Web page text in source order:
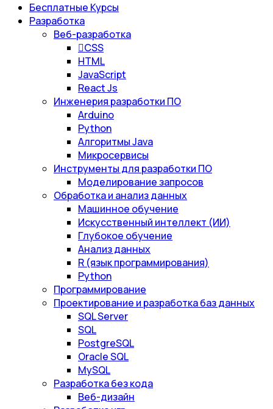
Бесплатные Курсы
Разработка
Веб-разработка
CSS
HTML
JavaScript
React Js
Инженерия разработки ПО
Arduino
Python
Алгоритмы Java
Микросервисы
Инструменты для разработки ПО
Моделирование запросов
Обработка и анализ данных
Машинное обучение
Искусственный интеллект (ИИ)
Глубокое обучение
Анализ данных
R (язык программирования)
Python
Программирование
Проектирование и разработка баз данных
SQL Server
SQL
PostgreSQL
Oracle SQL
MySQL
Разработка без кода
Веб-дизайн